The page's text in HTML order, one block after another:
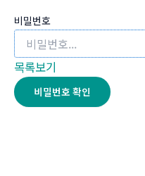
비밀번호
목록보기
비밀번호 확인